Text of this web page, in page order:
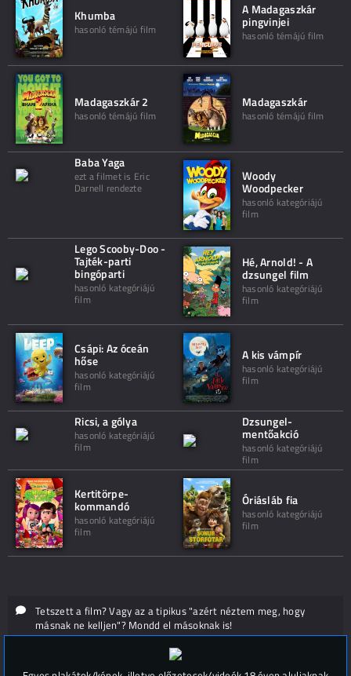
Khumba
hasonló témájú film
A Madagaszkár
pingvinjei
hasonló témájú film
Madagaszkár 2
hasonló témájú film
Madagaszkár
hasonló témájú film
Baba Yaga
ezt a filmet is Eric
Darnell rendezte
Woody
Woodpecker
hasonló kategóriájú
film
Lego Scooby-Doo -
Tajték-parti
bingóparti
hasonló kategóriájú
film
Hé, Arnold! - A
dzsungel film
hasonló kategóriájú
film
Csápi: Az óceán
hőse
hasonló kategóriájú
film
A kis vámpír
hasonló kategóriájú
film
Ricsi, a gólya
hasonló kategóriájú
film
Dzsungel-
mentőakció
hasonló kategóriájú
film
Kertitörpe-
kommandó
hasonló kategóriájú
film
Óriásláb fia
hasonló kategóriájú
film
Tetszett a film? Vagy az a tipikus "azért néztem meg, hogy
másnak ne kelljen"? Mondd el másoknak is!
Hozzászólások (